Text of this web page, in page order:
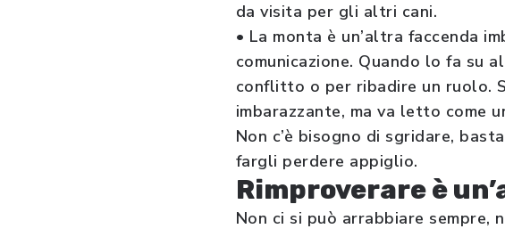
da visita per gli altri cani.
• La monta è un’altra faccenda
comunicazione. Quando lo fa su
conflitto o per ribadire un ruolo.
imbarazzante, ma va letto come
Non c’è bisogno di sgridare,
fargli perdere appiglio.
Rimproverare è
Non ci si può arrabbiare sempre,